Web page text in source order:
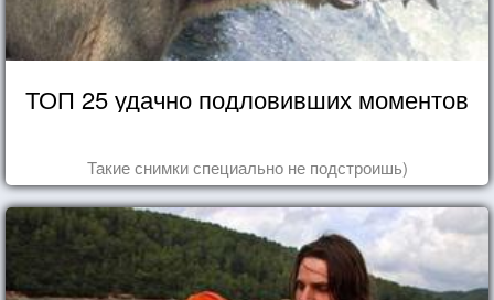
ТОП 25 удачно подловивших моментов
Такие снимки специально не подстроишь)